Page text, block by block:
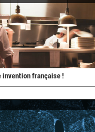
invention française !